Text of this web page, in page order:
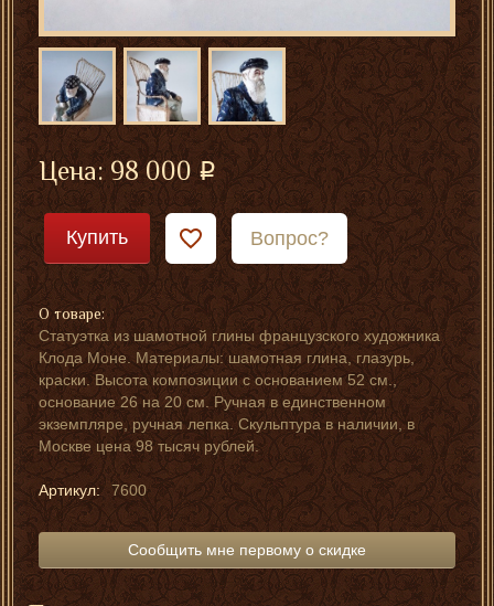
Цена:98 000
Купить Вопрос?
О товаре:
Статуэтка из шамотной глины французского художника
Клода Моне. Материалы: шамотная глина, глазурь,
краски. Высота композиции с основанием 52 см.,
основание 26 на 20 см. Ручная в единственном
экземпляре, ручная лепка. Скульптура в наличии, в
Москве цена 98 тысяч рублей.
Артикул: 7600
Сообщить мне первому о скидке